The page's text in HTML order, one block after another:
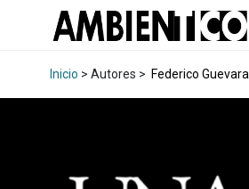
Inicio > Autores > Federico Guevara